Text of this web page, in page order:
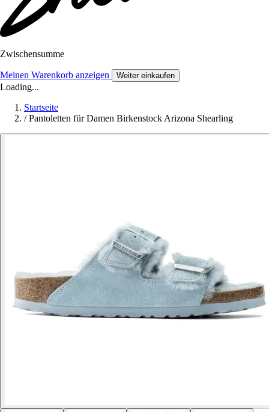
Zwischensumme
Meinen Warenkorb anzeigen Weiter einkaufen
Loading...
Startseite
/ Pantoletten für Damen Birkenstock Arizona Shearling